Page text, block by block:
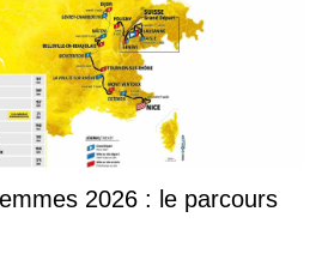
2026 : le parcours